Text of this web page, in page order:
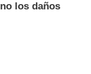
no los daños